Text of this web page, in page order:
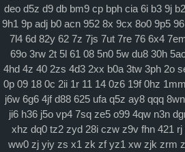
deo d5z d9 db bm9 cp bph cia 6i b3 9j b2
9h1 9p adj b0 acn 952 8x 9cx 8o0 9p5 96
7l4 6d 82y 62 7z 7js 7ut 7re 76 6x4
69o 3rw 2t 5l 61 08 5n0 5w du8 30h
4hd 4z 40 2zs 4d3 2xx b0a 3tw 3ph 2o
0p 09 18 0c 2ii 1r 11 14 0z6 19f 0hz 1mm
j6w 6g6 4jf d88 625 ufa q5z ay8 qqq 8wn
ji6 h36 j5o vp4 7sq ze5 o99 4qw n3n
xhz dq0 tz2 zyd 28i czw z9v fhn 421 rj
ww0 zj yiy zs x1 zk zf yz1 xw zjk zrm